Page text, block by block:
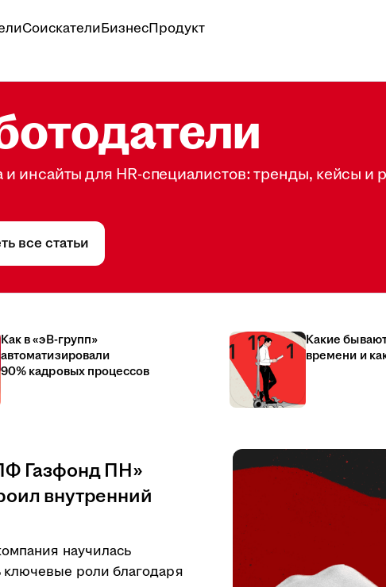
СоискателиБизнесПродукт
и инсайты для HR-специалистов: тренды, кейсы и
все статьи
Как в «эВ-групп»
автоматизировали
90% кадровых процессов
Какие
времени и
Газфонд ПН»
внутренний
научилась
ключевые роли благодаря